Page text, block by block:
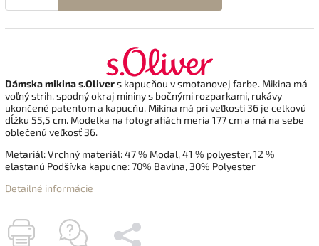
Dámska mikina s.Olivers kapucňou v smotanovej farbe. Mikina má
voľný strih, spodný okraj mininy s bočnými rozparkami, rukávy
ukončené patentom a kapucňu. Mikina má pri veľkosti 36 je celkovú
dĺžku 55,5 cm. Modelka na fotografiách meria 177 cm a má na sebe
oblečenú veľkosť 36.
Metariál:Vrchný materiál: 47 % Modal, 41 % polyester, 12 %
elastanú Podšívka kapucne: 70% Bavlna, 30% Polyester
Detailné informácie